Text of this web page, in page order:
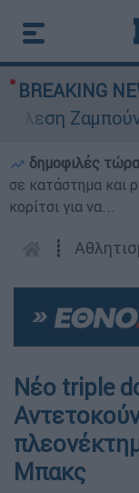
BREAKING
Ζαμπούνη
δημοφιλές
σε κατάστημα και
κορίτσι για να...
┋
Νέο triple
Μπακς